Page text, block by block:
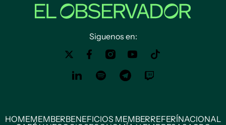
Siguenos en:
HOMEMEMBERBENEFICIOS MEMBERREFERÍNACIONAL